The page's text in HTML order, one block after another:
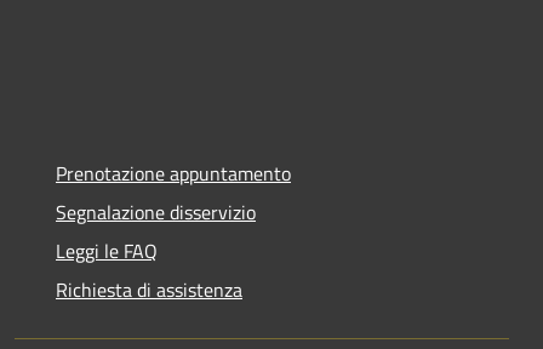
Prenotazione appuntamento
Segnalazione disservizio
Leggi le FAQ
Richiesta di assistenza